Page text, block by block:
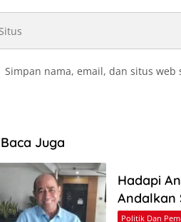
Simpan nama, email, dan situs
Baca Juga
Hadapi
Andalkan
Politik Dan